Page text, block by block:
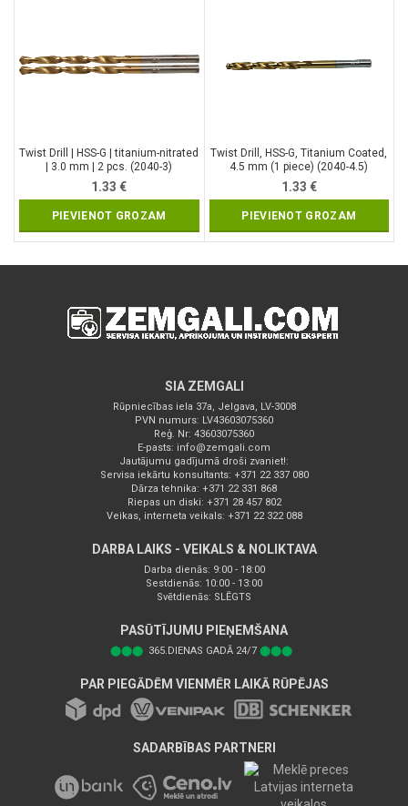
Twist Drill | HSS-G | titanium-nitrated
| 3.0 mm | 2 pcs. (2040-3)
1.33€
PIEVIENOT GROZAM
Twist Drill, HSS-G, Titanium Coated,
4.5 mm (1 piece) (2040-4.5)
1.33 €
PIEVIENOT GROZAM
SIA ZEMGALI
Rūpniecības iela 37a, Jelgava, LV-3008
PVN numurs: LV43603075360
Reģ. Nr: 43603075360
E-pasts: info@zemgali.com
Jautājumu gadījumā droši zvaniet!:
Servisa iekārtu konsultants: +371 22 337 080
Dārza tehnika: +371 22 331 868
Riepas un diski: +371 28 457 802
Veikas, interneta veikals: +371 22 322 088
DARBA LAIKS - VEIKALS & NOLIKTAVA
Darba dienās: 9:00 - 18:00
Sestdienās: 10:00 - 13:00
Svētdienās: SLĒGTS
PASŪTĪJUMU PIEŅEMŠANA
⬤⬤⬤ 365.DIENAS GADĀ 24/7 ⬤⬤⬤
PAR PIEGĀDĒM VIENMĒR LAIKĀ RŪPĒJAS
SADARBĪBAS PARTNERI